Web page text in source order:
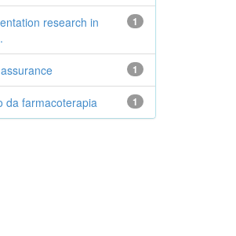
1
research in
1
1
da farmacoterapia